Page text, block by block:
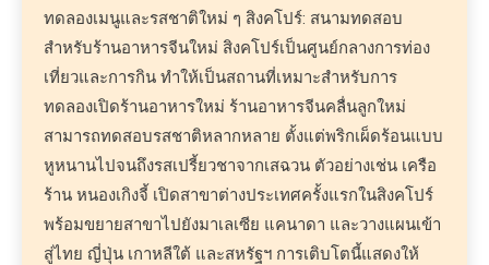
ทดลองเมนูและรสชาติใหม่ ๆ สิงคโปร์: สนามทดสอบ
สำหรับร้านอาหารจีนใหม่ สิงคโปร์เป็นศูนย์กลางการท่อง
เที่ยวและการกิน ทำให้เป็นสถานที่เหมาะสำหรับการ
ทดลองเปิดร้านอาหารใหม่ ร้านอาหารจีนคลื่นลูกใหม่
สามารถทดสอบรสชาติหลากหลาย ตั้งแต่พริกเผ็ดร้อนแบบ
หูหนานไปจนถึงรสเปรี้ยวชาจากเสฉวน ตัวอย่างเช่น เครือ
ร้าน หนองเกิงจี้ เปิดสาขาต่างประเทศครั้งแรกในสิงคโปร์
พร้อมขยายสาขาไปยังมาเลเซีย แคนาดา และวางแผนเข้า
สู่ไทย ญี่ปุ่น เกาหลีใต้ และสหรัฐฯ การเติบโตนี้แสดงให้